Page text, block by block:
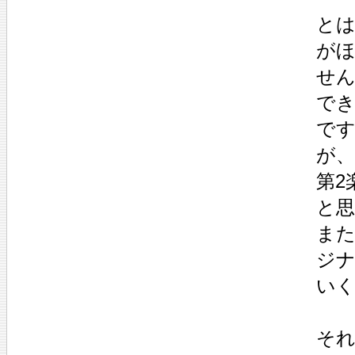
と
が
せ
で
で
が
第2
と
ま
ジ
い
そ